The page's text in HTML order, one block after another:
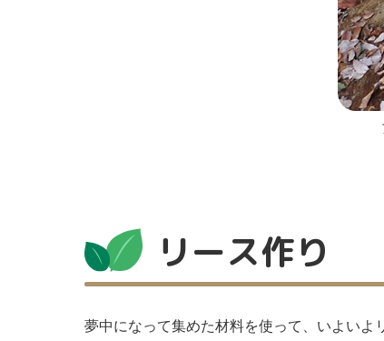
リース作り
夢中になって集めた材料を使って、いよいよ